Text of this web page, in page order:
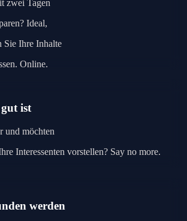
zwei Tagen
Ideal,
Sie Ihre Inhalte
Online.
ist
und möchten
Interessenten vorstellen? Say no more.
werden